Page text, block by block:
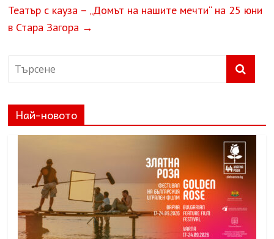
Театър с кауза – „Домът на нашите мечти“ на 25 юни
в Стара Загора →
Най-новото